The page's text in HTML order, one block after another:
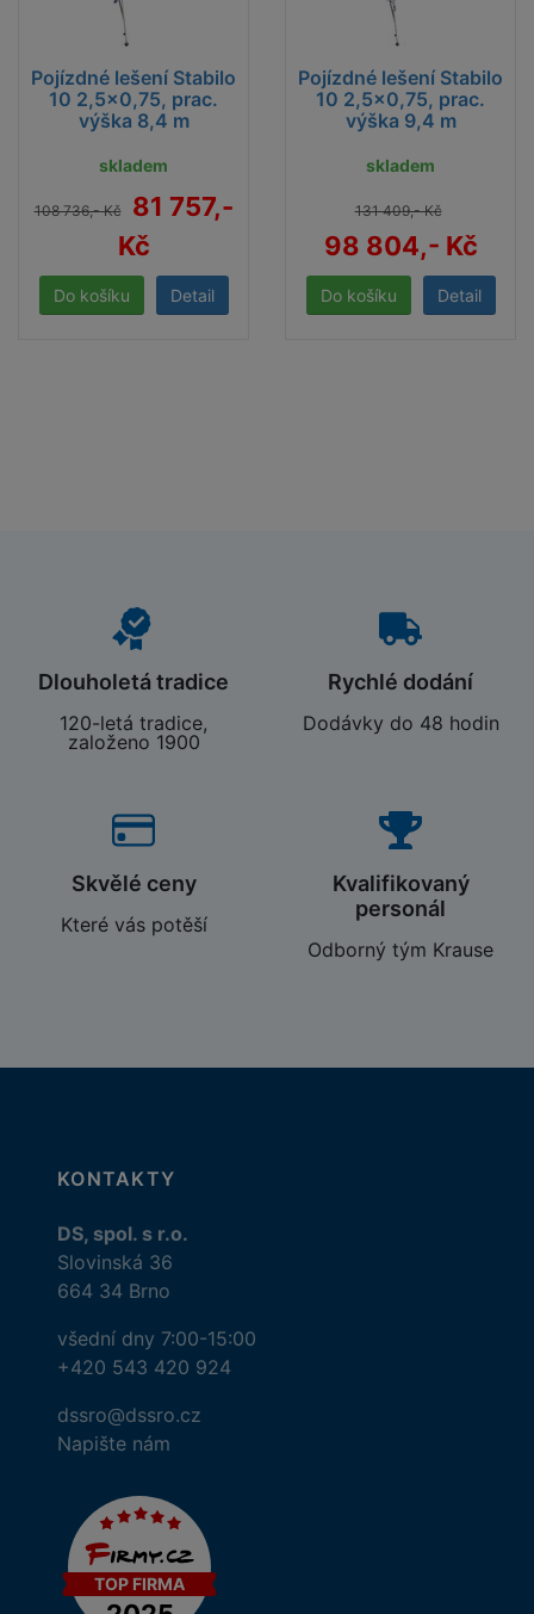
Pojízdné lešení Stabilo
10 2,5x0,75, prac.
výška 8,4 m
skladem
108 736,- Kč
81 757,-
Kč
Detail
Pojízdné lešení Stabilo
10 2,5x0,75, prac.
výška 9,4 m
skladem
131 409,- Kč
98 804,- Kč
Detail
Dlouholetá tradice
120-letá tradice,
založeno 1900
Rychlé dodání
Dodávky do 48 hodin
Skvělé ceny
Které vás potěší
Kvalifikovaný
personál
Odborný tým Krause
KONTAKTY
DS, spol. s r.o.
Slovinská 36
664 34 Brno
všední dny 7:00-15:00
+420 543 420 924
dssro@dssro.cz
Napište nám